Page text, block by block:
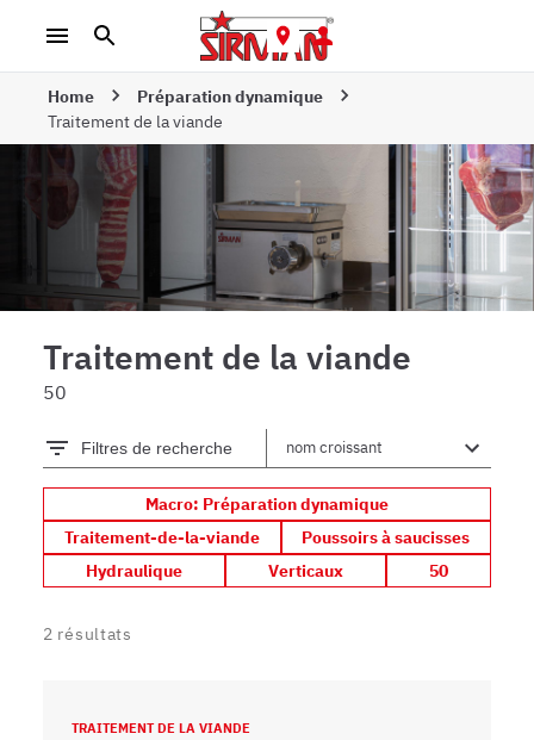
Home
Préparation dynamique
Traitement de la viande
Traitement de la viande
50
Filtres de recherche
Macro: Préparation dynamique
Traitement-de-la-viande
Poussoirs à saucisses
Hydraulique
Verticaux 50
2 résultats
TRAITEMENT DE LA VIANDE